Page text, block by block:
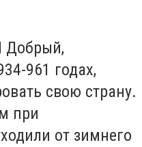
Добрый,
961 годах,
свою страну.
при
от зимнего